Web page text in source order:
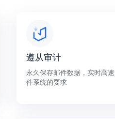
遵从审计
永久保存邮件数据，实时高
件系统的要求